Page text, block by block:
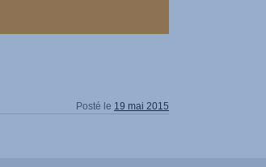
Posté le 19 mai 2015